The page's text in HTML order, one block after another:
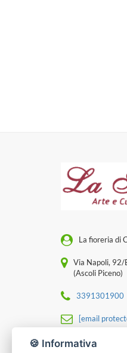
La fioreria di
Via Napoli, 92/
(Ascoli Piceno)
3391301900
[email
P. IVA
🍪 Informativa